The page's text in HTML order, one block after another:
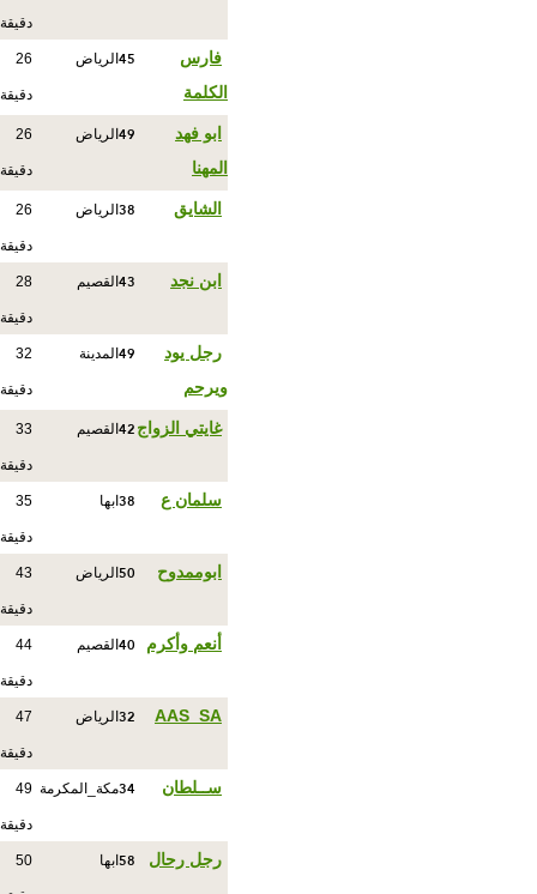
دقيقة
فارس
الكلمة
45 الرياض 26
دقيقة
ابو فهد
المهنا
49 الرياض 26
دقيقة
الشايق 38 الرياض 26
دقيقة
ابن نجد 43 القصيم 28
دقيقة
رجل يود
ويرحم
49 المدينة 32
دقيقة
غايتي الزواج42 القصيم 33
دقيقة
سلمان ع 38 ابها 35
دقيقة
ابوممدوح 50 الرياض 43
دقيقة
أنعم وأكرم 40 القصيم 44
دقيقة
AAS_SA
32 الرياض 47
دقيقة
ســلطان 34مكة_المكرمة 49
دقيقة
رجل رحال 58 ابها 50